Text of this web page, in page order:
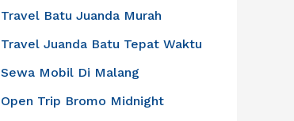
t
u
k
:
Travel Batu Juanda Murah
Travel Juanda Batu Tepat Waktu
Sewa Mobil Di Malang
Open Trip Bromo Midnight